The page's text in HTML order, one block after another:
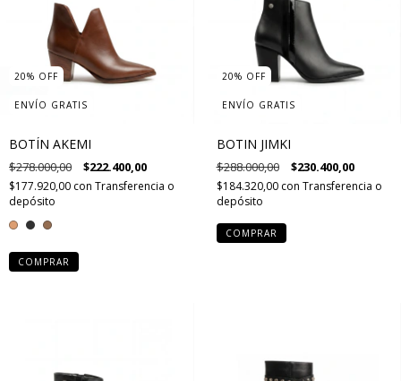
20% OFF
ENVÍO GRATIS
BOTÍN AKEMI
$278.000,00 $222.400,00
$177.920,00 con Transferencia o
depósito
COMPRAR
20% OFF
ENVÍO GRATIS
BOTIN JIMKI
$288.000,00 $230.400,00
$184.320,00 con Transferencia o
depósito
COMPRAR